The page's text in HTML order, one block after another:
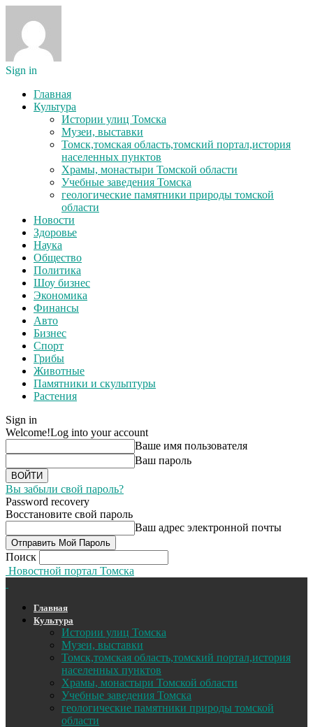
Sign in
Главная
Культура
Истории улиц Томска
Музеи, выставки
Томск,томская область,томский портал,история
населенных пунктов
Храмы, монастыри Томской области
Учебные заведения Томска
геологические памятники природы томской
области
Новости
Здоровье
Наука
Общество
Политика
Шоу бизнес
Экономика
Финансы
Авто
Бизнес
Спорт
Грибы
Животные
Памятники и скульптуры
Растения
Sign in
Welcome!Log into your account
Ваше имя пользователя
Ваш пароль
Вы забыли свой пароль?
Password recovery
Восстановите свой пароль
Ваш адрес электронной почты
Поиск
Новостной портал Томска
Главная
Культура
Истории улиц Томска
Музеи, выставки
Томск,томская область,томский портал,история
населенных пунктов
Храмы, монастыри Томской области
Учебные заведения Томска
геологические памятники природы томской
области